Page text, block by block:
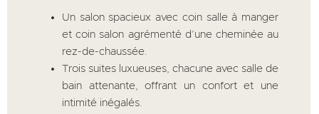
Un salon spacieux avec coin salle à manger
et coin salon agrémenté d’une cheminée au
rez-de-chaussée.
Trois suites luxueuses, chacune avec salle de
bain attenante, offrant un confort et une
intimité inégalés.